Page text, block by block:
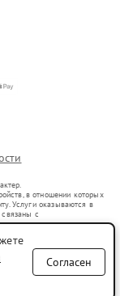
в отношении которых
Услуги оказываются в
с
оборот в соответствии
услуг или введения
услугах по
определяемой
Согласен